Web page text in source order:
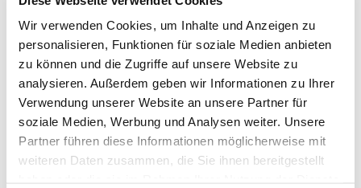
Wir verwenden Cookies, um Inhalte und Anzeigen zu
personalisieren, Funktionen für soziale Medien anbieten
zu können und die Zugriffe auf unsere Website zu
analysieren. Außerdem geben wir Informationen zu Ihrer
Verwendung unserer Website an unsere Partner für
soziale Medien, Werbung und Analysen weiter. Unsere
Partner führen diese Informationen möglicherweise mit
weiteren Daten zusammen, die Sie ihnen bereitgestellt
Wie zu verwenden
LESEN SIE DIE PACKUNGSBEILAGE UND DIE VERPACKUNG VOR DEM
GEBRAUCH IMMER VOLLSTÄNDIG DURCH.
- Verwenden Sie den Diffusor in dem Raum, in dem sich Ihr Kaninchen
die meiste Zeit aufhält.
- Verwenden Sie den Diffusor kontinuierlich, schalten Sie ihn nicht aus,
wenn Sie das Haus verlassen oder über Nacht
- Ersetzen Sie den Behälter nach 30 Tagen oder wenn er leer ist durch
einen neuen Beaphar RabbitComfort® 30 Day Refill